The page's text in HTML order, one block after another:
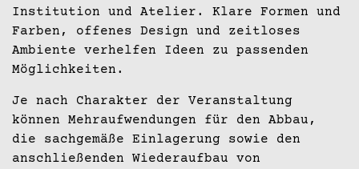
Institution und Atelier. Klare Formen und
Farben, offenes Design und zeitloses
Ambiente verhelfen Ideen zu passenden
Möglichkeiten.
Je nach Charakter der Veranstaltung
können Mehraufwendungen für den Abbau,
die sachgemäße Einlagerung sowie den
anschließenden Wiederaufbau von